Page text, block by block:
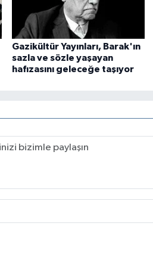
Gazikültür Yayınları, Barak'ın
sazla ve sözle yaşayan
hafızasını geleceğe taşıyor